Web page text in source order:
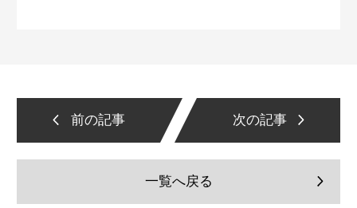
前の記事 次の記事
一覧へ戻る